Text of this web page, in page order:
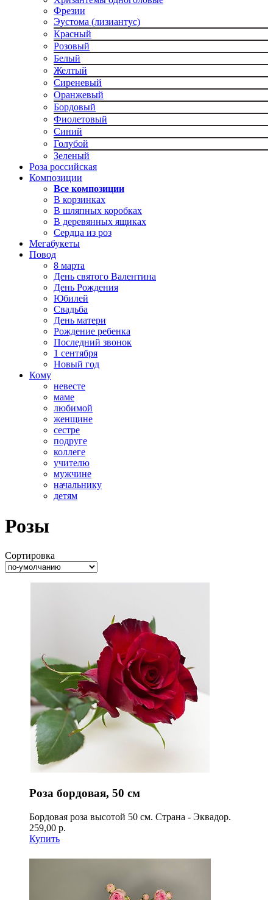
Фрезии
Эустома (лизиантус)
Красный
Розовый
Белый
Желтый
Сиреневый
Оранжевый
Бордовый
Фиолетовый
Синий
Голубой
Зеленый
Роза российская
Композиции
Все композиции
В корзинках
В шляпных коробках
В деревянных ящиках
Сердца из роз
Мегабукеты
Повод
8 марта
День святого Валентина
День Рождения
Юбилей
Свадьба
День матери
Рождение ребенка
Последний звонок
1 сентября
Новый год
Кому
невесте
маме
любимой
женщине
сестре
подруге
коллеге
учителю
мужчине
начальнику
детям
Розы
Сортировка
Роза бордовая, 50 см
Бордовая роза высотой 50 см. Страна - Эквадор.
259,00 р.
Купить